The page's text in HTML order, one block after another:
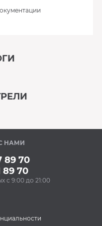
Под заказ
НАМИ
89 70
89 70
с 9:00 до 21:00